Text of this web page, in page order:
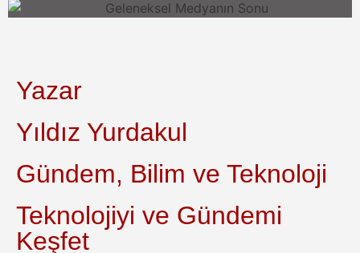
Yazar
Yıldız Yurdakul
Gündem, Bilim ve Teknoloji
Teknolojiyi ve Gündemi
Keşfet